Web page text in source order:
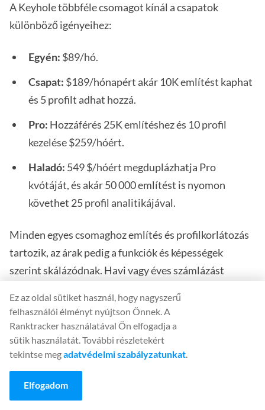
A Keyhole többféle csomagot kínál a csapatok
különböző igényeihez:
Egyén: $89/hó.
Csapat: $189/hónapért akár 10K említést kaphat
és 5 profilt adhat hozzá.
Pro: Hozzáférés 25K említéshez és 10 profil
kezelése $259/hóért.
Haladó: 549 $/hóért megduplázhatja Pro
kvótáját, és akár 50 000 említést is nyomon
követhet 25 profil analitikájával.
Minden egyes csomaghoz említés és profilkorlátozás
tartozik, az árak pedig a funkciók és képességek
szerint skálázódnak. Havi vagy éves számlázást
További személyre szabott ajánlatokért nézze meg a
Keyhole árképzésioldalát.
7. SEMrush
Ez az oldal sütiket használ, hogy nagyszerű
felhasználói élményt nyújtson Önnek. A
Ranktracker használatával Ön elfogadja a
sütik használatát. További részletekért
tekintse megadatvédelmi szabályzatunkat.
Elfogadom